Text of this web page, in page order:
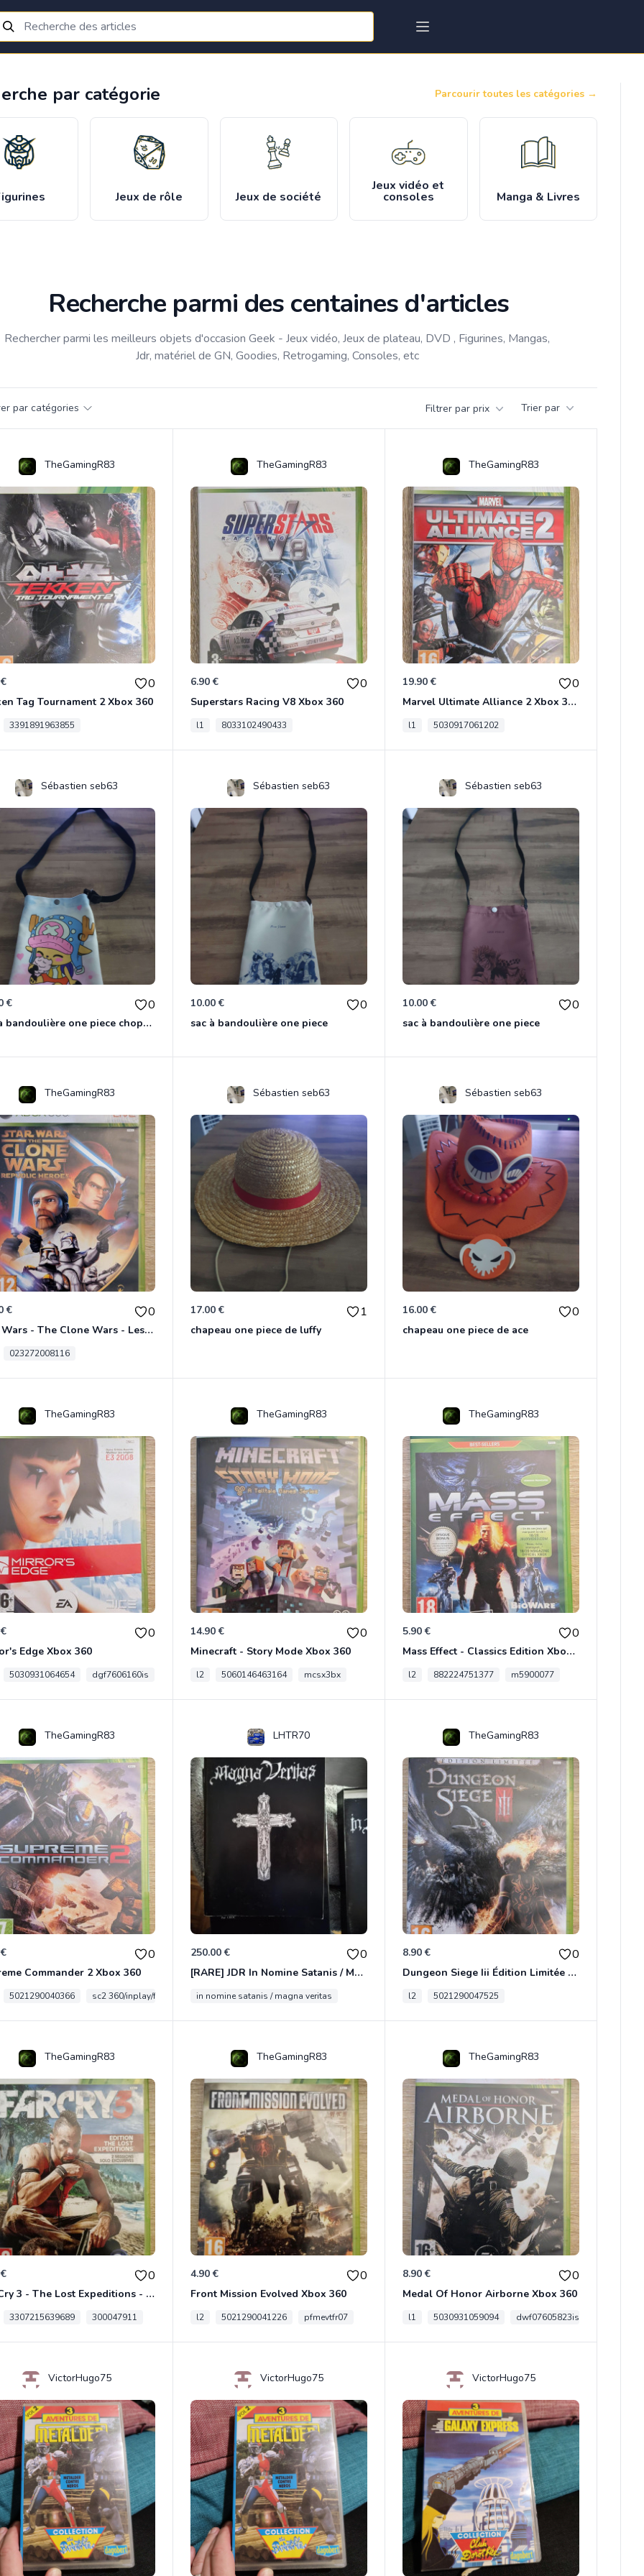
par catégorie Parcourir toutes les catégories →
Jeux de rôle Jeux de société
Jeux vidéo et
consoles Manga & Livres
Recherche parmi des centaines d'articles
Rechercher parmi les meilleurs objets d'occasion Geek - Jeux vidéo, Jeux de plateau, DVD , Figurines, Mangas,
Jdr, matériel de GN, Goodies, Retrogaming, Consoles, etc
par catégories Filtrer par prix Trier par
TheGamingR83
0
Tag Tournament 2 Xbox 360
3391891963855
TheGamingR83
6.90 € 0
Superstars Racing V8 Xbox 360
l1 8033102490433
TheGamingR83
19.90 € 0
Marvel Ultimate Alliance 2 Xbox 360
l1 5030917061202
Sébastien seb63
€ 0
sac à bandoulière one piece chopper
Sébastien seb63
10.00 € 0
sac à bandoulière one piece
Sébastien seb63
10.00 € 0
sac à bandoulière one piece
TheGamingR83
€ 0
Star Wars - The Clone Wars - Les Héros De La République Xbox 360
023272008116
Sébastien seb63
17.00 € 1
chapeau one piece de luffy
Sébastien seb63
16.00 € 0
chapeau one piece de ace
TheGamingR83
0
Edge Xbox 360
5030931064654 dgf7606160is
TheGamingR83
14.90 € 0
Minecraft - Story Mode Xbox 360
l2 5060146463164 mcsx3bx
TheGamingR83
5.90 € 0
Mass Effect - Classics Edition Xbox 360
l2 882224751377 m5900077
TheGamingR83
0
Commander 2 Xbox 360
5021290040366 sc2 360/inplay/fra
LHTR70
250.00 € 0
[RARE] JDR In Nomine Satanis / Magna Veritas – 1ère Édition BOÎTE (DOS BLANC, 1989) - CROC / Siroz
in nomine satanis / magna veritas
TheGamingR83
8.90 € 0
Dungeon Siege Iii Édition Limitée - Vf Intégrale Xbox 360
l2 5021290047525
TheGamingR83
0
Far Cry 3 - The Lost Expeditions - Edition Spéciale Xbox 360
3307215639689 300047911
TheGamingR83
4.90 € 0
Front Mission Evolved Xbox 360
l2 5021290041226 pfmevtfr07
TheGamingR83
8.90 € 0
Medal Of Honor Airborne Xbox 360
l1 5030931059094 dwf07605823is
VictorHugo75 VictorHugo75 VictorHugo75